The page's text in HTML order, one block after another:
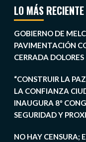
LO MÁS RECIENTE
GOBIERNO DE
PAVIMENTACIÓN
CERRADA DOLORES
“CONSTRUIR LA
LA CONFIANZA
INAUGURA 8º
SEGURIDAD Y
NO HAY CENSURA;